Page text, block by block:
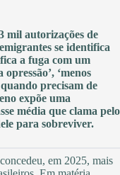
mil autorizações de
se identifica
a fuga com um
‘menos
precisam de
expõe uma
média que clama pelo
para sobreviver.
em 2025, mais